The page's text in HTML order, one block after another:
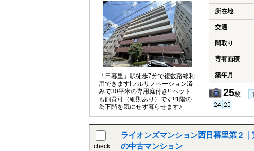
「日暮里」駅徒歩7分で複数路線利
用できます!フルリノベーション済
みで30平米の専用庭付き!! ペット
も飼育可（細則あり）です!!1階の
為下階を気にせず暮らせます♪
所在地
交通
間取り
専有面積
築年月
25枚
check
ライオンズマンション西日暮里第２
の中古マンション